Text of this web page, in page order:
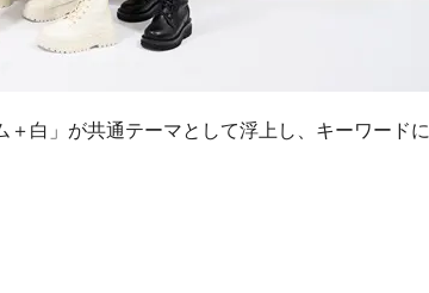
白」が共通テーマとして浮上し、キーワードに